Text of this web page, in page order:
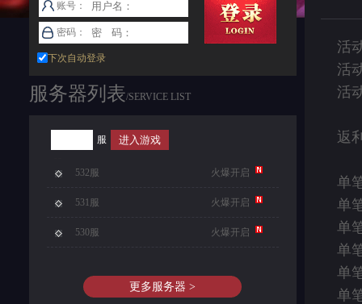
账号：
密码：
下次自动登录
服务器列表/SERVICE LIST
服
532服 火爆开启
531服 火爆开启
530服 火爆开启
更多服务器 >
活
活
活
返
单
单
单
单
单
单